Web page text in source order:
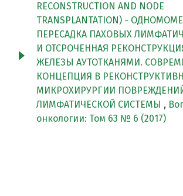
RECONSTRUCTION AND NODE
TRANSPLANTATION) -
ПЕРЕСАДКА ПАХОВЫХ
И ОТСРОЧЕННАЯ
ЖЕЛЕЗЫ АУТОТКАНЯМИ.
КОНЦЕПЦИЯ В
МИКРОХИРУРГИИ
ЛИМФАТИЧЕСКОЙ СИСТЕМЫ ,
онкологии: Том 63 № 6 (2017)